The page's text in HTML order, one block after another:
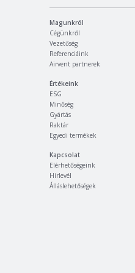
Magunkról
Cégünkről
Vezetőség
Referenciáink
Airvent partnerek
Értékeink
ESG
Minőség
Gyártás
Raktár
Egyedi termékek
Kapcsolat
Elérhetőségeink
Hírlevél
Álláslehetőségek